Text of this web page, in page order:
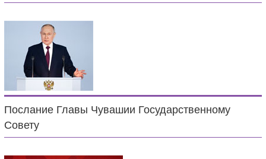
Послание Главы Чувашии Государственному
Совету